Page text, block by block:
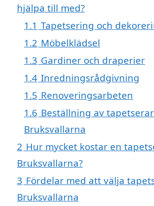
hjälpa till med?
1.1 Tapetsering och
1.2 Möbelklädsel
1.3 Gardiner och draperier
1.4 Inredningsrådgivning
1.5 Renoveringsarbeten
1.6 Beställning av
Bruksvallarna
2 Hur mycket kostar en
Bruksvallarna?
3 Fördelar med att välja
Bruksvallarna